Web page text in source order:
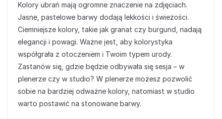
Kolory ubrań mają ogromne znaczenie na zdjęciach.
Jasne, pastelowe barwy dodają lekkości i świeżości.
Ciemniejsze kolory, takie jak granat czy burgund, nadają
elegancji i powagi. Ważne jest, aby kolorystyka
współgrała z otoczeniem i Twoim typem urody.
Zastanów się, gdzie będzie odbywała się sesja – w
plenerze czy w studio? W plenerze możesz pozwolić
sobie na bardziej odważne kolory, natomiast w studio
warto postawić na stonowane barwy.